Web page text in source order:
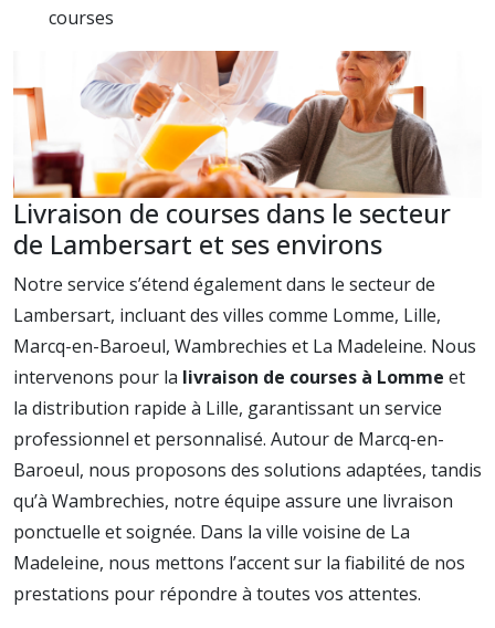
courses
Livraison de courses dans le secteur
de Lambersart et ses environs
Notre service s’étend également dans le secteur de
Lambersart, incluant des villes comme Lomme, Lille,
Marcq-en-Baroeul, Wambrechies et La Madeleine. Nous
intervenons pour la livraison de courses à Lomme et
la distribution rapide à Lille, garantissant un service
professionnel et personnalisé. Autour de Marcq-en-
Baroeul, nous proposons des solutions adaptées, tandis
qu’à Wambrechies, notre équipe assure une livraison
ponctuelle et soignée. Dans la ville voisine de La
Madeleine, nous mettons l’accent sur la fiabilité de nos
prestations pour répondre à toutes vos attentes.